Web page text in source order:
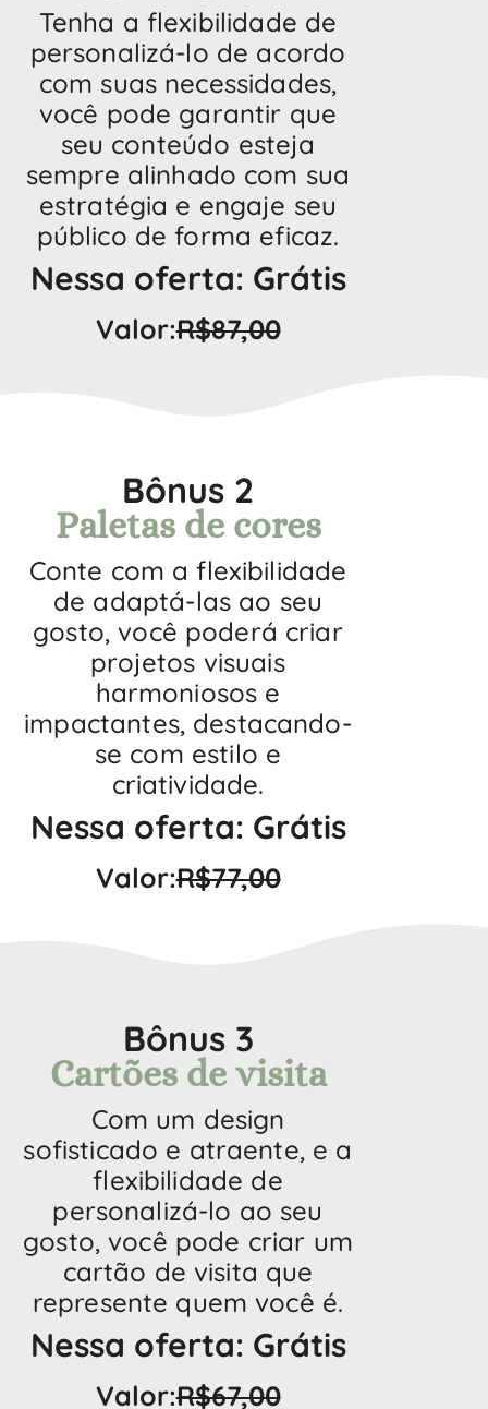
Tenha a flexibilidade de
personalizá-lo de acordo
com suas necessidades,
você pode garantir que
seu conteúdo esteja
sempre alinhado com sua
estratégia e engaje seu
público de forma eficaz.
Nessa oferta: Grátis
Valor:R$87,00
Bônus 2
Paletas de cores
Conte com a flexibilidade
de adaptá-las ao seu
gosto, você poderá criar
projetos visuais
harmoniosos e
impactantes, destacando-
se com estilo e
criatividade.
Nessa oferta: Grátis
Valor:R$77,00
Bônus 3
Cartões de visita
Com um design
sofisticado e atraente, e a
flexibilidade de
personalizá-lo ao seu
gosto, você pode criar um
cartão de visita que
represente quem você é.
Nessa oferta: Grátis
Valor:R$67,00